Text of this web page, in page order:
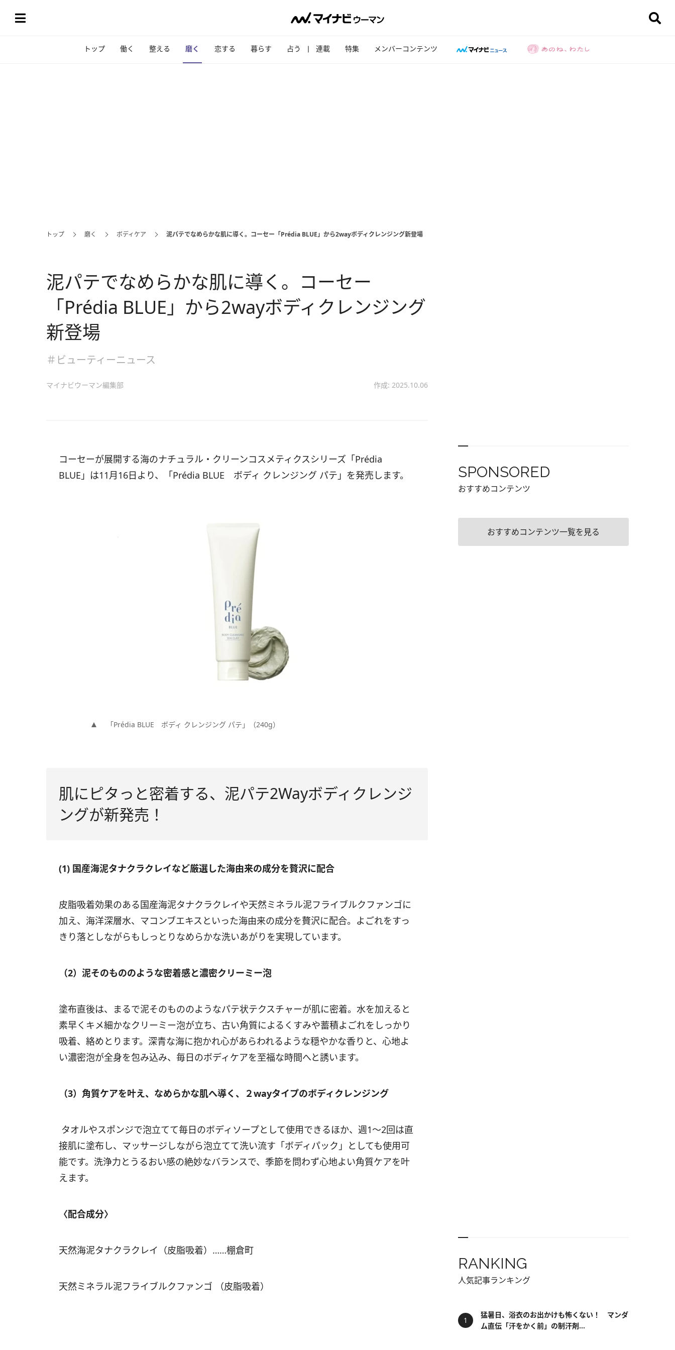
トップ 働く 整える 磨く 恋する 暮らす 占う 連載 特集 メンバーコンテンツ
トップ 磨く ボディケア 泥パテでなめらかな肌に導く。コーセー「Prédia BLUE」から2wayボディクレンジング新登場
泥パテでなめらかな肌に導く。コーセー
「Prédia BLUE」から2wayボディクレンジング
新登場
＃ビューティーニュース
マイナビウーマン編集部 作成: 2025.10.06
コーセーが展開する海のナチュラル・クリーンコスメティクスシリーズ「Prédia
BLUE 」は11月16日より、「Prédia BLUE ボディ クレンジング パテ」を発売します。
「Prédia BLUE ボディ クレンジング パテ」（240g）
肌にピタっと密着する、泥パテ2Wayボディクレンジ
ングが新発売！
(1) 国産海泥タナクラクレイなど厳選した海由来の成分を贅沢に配合
皮脂吸着効果のある国産海泥タナクラクレイや天然ミネラル泥フライブルクファンゴに
加え、海洋深層水、マコンブエキスといった海由来の成分を贅沢に配合。よごれをすっ
きり落としながらもしっとりなめらかな洗いあがりを実現しています。
（2）泥そのもののような密着感と濃密クリーミー泡
塗布直後は、まるで泥そのもののようなパテ状テクスチャーが肌に密着。水を加えると
素早くキメ細かなクリーミー泡が立ち、古い角質によるくすみや蓄積よごれをしっかり
吸着、絡めとります。深青な海に抱かれ心があらわれるような穏やかな香りと、心地よ
い濃密泡が全身を包み込み、毎日のボディケアを至福な時間へと誘います。
（3）角質ケアを叶え、なめらかな肌へ導く、２wayタイプのボディクレンジング
タオルやスポンジで泡立てて毎日のボディソープとして使用できるほか、週1〜2回は直
接肌に塗布し、マッサージしながら泡立てて洗い流す「ボディパック」としても使用可
能です。洗浄力とうるおい感の絶妙なバランスで、季節を問わず心地よい角質ケアを叶
えます。
〈配合成分〉
天然海泥タナクラクレイ（皮脂吸着）……棚倉町
天然ミネラル泥フライブルクファンゴ （皮脂吸着）
SPONSORED
おすすめコンテンツ
おすすめコンテンツ一覧を見る
RANKING
人気記事ランキング
猛暑日、浴衣のお出かけも怖くない！ マンダ
ム直伝「汗をかく前」の制汗剤...